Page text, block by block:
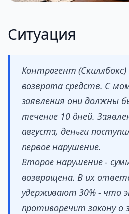
Ситуация
Контрагент
возврата средств. С
заявления они должны
течение 10 дней.
августа, деньги
первое нарушение.
Второе нарушение -
возвращена. В их
удерживают 30% - что
противоречит закону о